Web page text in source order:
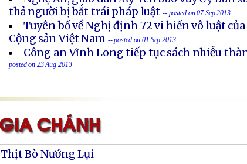
thả người bị bắt trái pháp luật -- posted on 07 Sep 2013
Tuyên bố về Nghị định 72 vi hiến vô luật
Cộng sản Việt Nam -- posted on 01 Sep 2013
Công an Vĩnh Long tiếp tục sách nhiễu
posted on 23 Aug 2013
Thịt Bò Nướng Lụi